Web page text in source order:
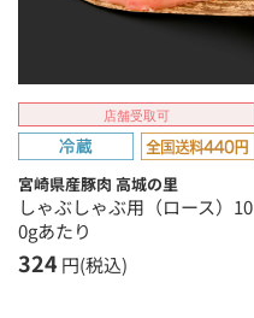
店舗受取可
宮崎県産豚肉 高城の里
しゃぶしゃぶ用（ロース）10
0gあたり
324 円(税込)